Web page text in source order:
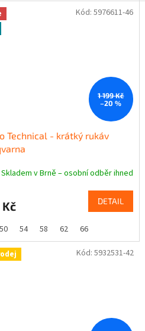
1 199 Kč
–20 %
Technical - krátký rukáv
Skladem v Brně – osobní odběr ihned
DETAIL
50 54 58 62 66
Kód: 5976611-46
Kód: 5932531-42